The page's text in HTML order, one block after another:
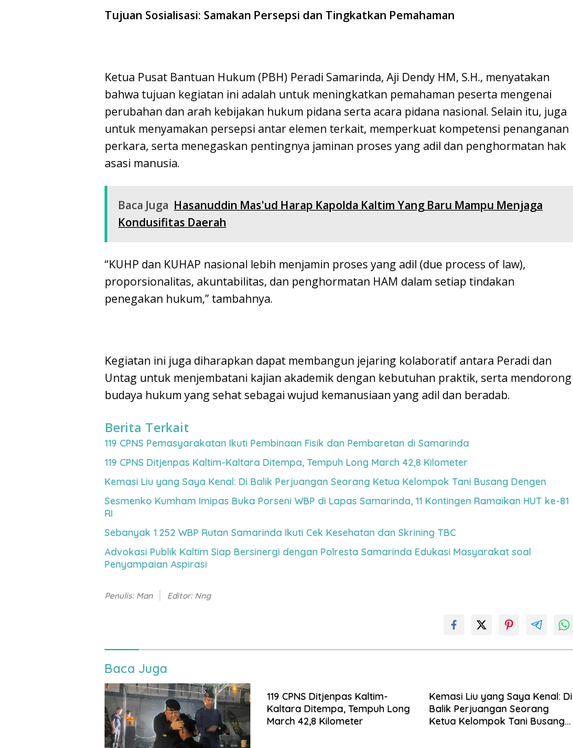
Tujuan Sosialisasi: Samakan Persepsi dan Tingkatkan Pemahaman
Ketua Pusat Bantuan Hukum (PBH) Peradi Samarinda, Aji Dendy HM, S.H., menyatakan
bahwa tujuan kegiatan ini adalah untuk meningkatkan pemahaman peserta mengenai
perubahan dan arah kebijakan hukum pidana serta acara pidana nasional. Selain itu, juga
untuk menyamakan persepsi antar elemen terkait, memperkuat kompetensi penanganan
perkara, serta menegaskan pentingnya jaminan proses yang adil dan penghormatan hak
asasi manusia.
Baca Juga Hasanuddin Mas'ud Harap Kapolda Kaltim Yang Baru Mampu Menjaga
Kondusifitas Daerah
“KUHP dan KUHAP nasional lebih menjamin proses yang adil (due process of law),
proporsionalitas, akuntabilitas, dan penghormatan HAM dalam setiap tindakan
penegakan hukum,” tambahnya.
Kegiatan ini juga diharapkan dapat membangun jejaring kolaboratif antara Peradi dan
Untag untuk menjembatani kajian akademik dengan kebutuhan praktik, serta mendorong
budaya hukum yang sehat sebagai wujud kemanusiaan yang adil dan beradab.
Berita Terkait
119 CPNS Pemasyarakatan Ikuti Pembinaan Fisik dan Pembaretan di Samarinda
119 CPNS Ditjenpas Kaltim-Kaltara Ditempa, Tempuh Long March 42,8 Kilometer
Kemasi Liu yang Saya Kenal: Di Balik Perjuangan Seorang Ketua Kelompok Tani Busang Dengen
Sesmenko Kumham Imipas Buka Porseni WBP di Lapas Samarinda, 11 Kontingen Ramaikan HUT ke-81
RI
Sebanyak 1.252 WBP Rutan Samarinda Ikuti Cek Kesehatan dan Skrining TBC
Advokasi Publik Kaltim Siap Bersinergi dengan Polresta Samarinda Edukasi Masyarakat soal
Penyampaian Aspirasi
Penulis: Man Editor: Nng
Baca Juga
119 CPNS Ditjenpas Kaltim-
Kaltara Ditempa, Tempuh Long
March 42,8 Kilometer
Kemasi Liu yang Saya Kenal: Di
Balik Perjuangan Seorang
Ketua Kelompok Tani Busang